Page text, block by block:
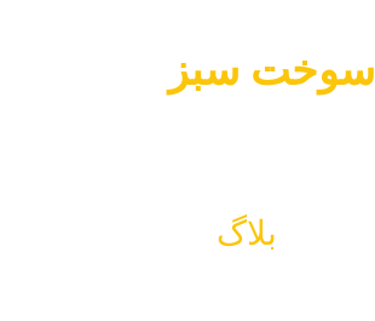
سوخت سبز
بلاگ